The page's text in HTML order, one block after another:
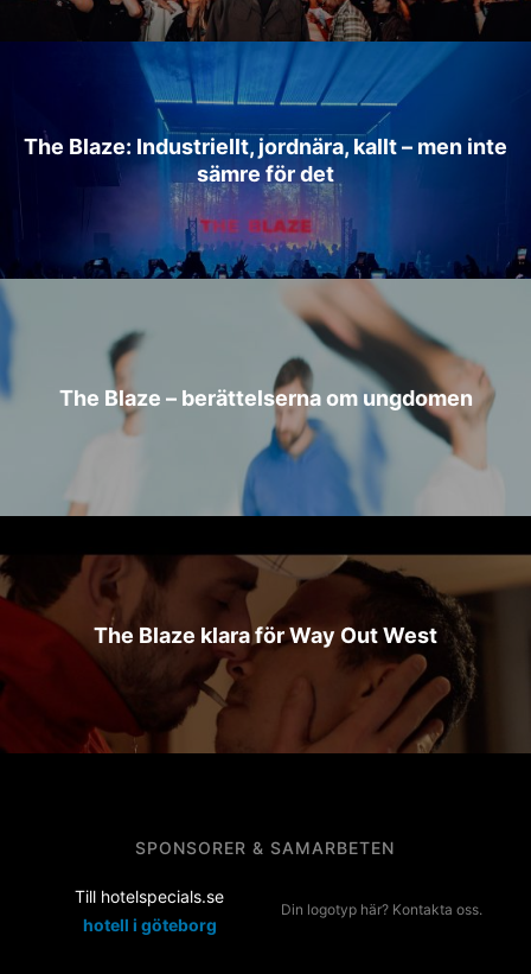
The Blaze: Industriellt, jordnära, kallt – men inte
sämre för det
The Blaze – berättelserna om ungdomen
The Blaze klara för Way Out West
SPONSORER & SAMARBETEN
Till hotelspecials.se
hotell i göteborg
Din logotyp här? Kontakta oss.